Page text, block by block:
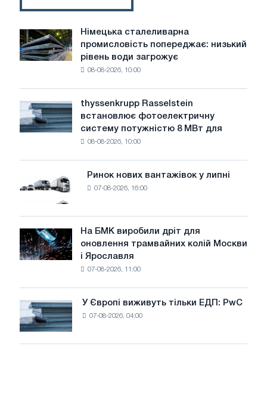
Німецька
сталеливарна
промисловість
води
загрожує
безпеці
Німецька сталеливарна
промисловість попереджає: низький
рівень води загрожує
08-08-2026, 10:00
thyssenkrupp
Rasselstein
встановлює
фотоелектричну
досягнення
цілей
декарбонізації
thyssenkrupp Rasselstein
встановлює фотоелектричну
систему потужністю 8 МВт для
08-08-2026, 10:00
Ринок
нових
вантажівок
у
липні
Ринок нових вантажівок у липні
07-08-2026, 16:00
На
БМК
виробили
трамвайних
колій
Москви
і
На БМК виробили дріт для
оновлення трамвайних колій Москви
і Ярославля
07-08-2026, 11:00
Європі
виживуть
тільки
У Європі виживуть тільки ЕДП: PwC
07-08-2026, 04:00